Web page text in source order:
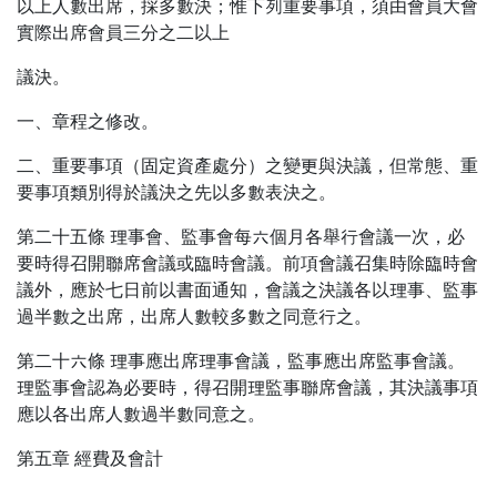
以上人數出席，採多數決；惟下列重要事項，須由會員大會
實際出席會員三分之二以上
議決。
一、章程之修改。
二、重要事項（固定資產處分）之變更與決議，但常態、重
要事項類別得於議決之先以多數表決之。
第二十五條 理事會、監事會每六個月各舉行會議一次，必
要時得召開聯席會議或臨時會議。前項會議召集時除臨時會
議外，應於七日前以書面通知，會議之決議各以理事、監事
過半數之出席，出席人數較多數之同意行之。
第二十六條 理事應出席理事會議，監事應出席監事會議。
理監事會認為必要時，得召開理監事聯席會議，其決議事項
應以各出席人數過半數同意之。
第五章 經費及會計